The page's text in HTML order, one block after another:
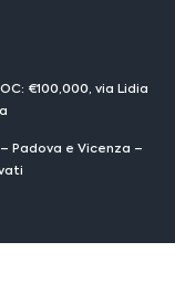
€100,000, via Lidia
Padova e Vicenza –